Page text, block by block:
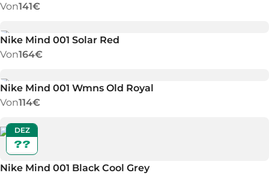
Von141€
Nike Mind 001 Solar Red
Von164€
Nike Mind 001 Wmns Old Royal
Von114€
DEZ
??
Nike Mind 001 Black Cool Grey